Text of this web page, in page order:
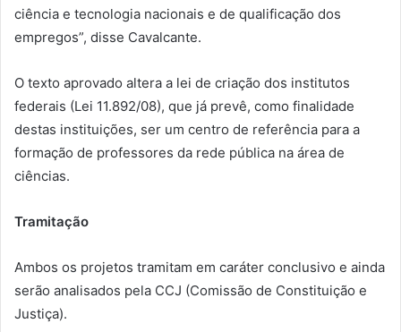
ciência e tecnologia nacionais e de qualificação dos
empregos”, disse Cavalcante.
O texto aprovado altera a lei de criação dos institutos
federais (Lei 11.892/08), que já prevê, como finalidade
destas instituições, ser um centro de referência para a
formação de professores da rede pública na área de
ciências.
Tramitação
Ambos os projetos tramitam em caráter conclusivo e ainda
serão analisados pela CCJ (Comissão de Constituição e
Justiça).